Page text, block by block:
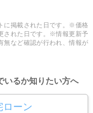
に掲載された日です。※価格
された日です。※情報更新予
無など確認が行われ、情報が
いるか知りたい方へ
ローン